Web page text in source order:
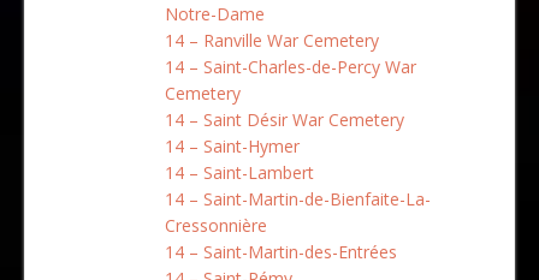
Notre-Dame
14 – Ranville War Cemetery
14 – Saint-Charles-de-Percy War
Cemetery
14 – Saint Désir War Cemetery
14 – Saint-Hymer
14 – Saint-Lambert
14 – Saint-Martin-de-Bienfaite-La-
Cressonnière
14 – Saint-Martin-des-Entrées